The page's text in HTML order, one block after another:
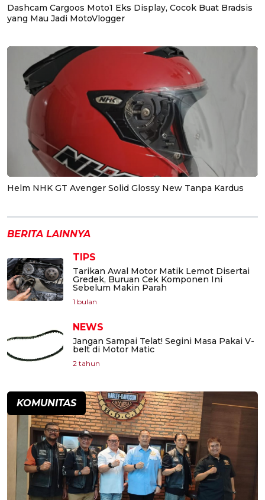
Dashcam Cargoos Moto1 Eks Display, Cocok Buat Bradsis
yang Mau Jadi MotoVlogger
Helm NHK GT Avenger Solid Glossy New Tanpa Kardus
BERITA LAINNYA
TIPS
Tarikan Awal Motor Matik Lemot Disertai
Gredek, Buruan Cek Komponen Ini
Sebelum Makin Parah
1 bulan
NEWS
Jangan Sampai Telat! Segini Masa Pakai V-
belt di Motor Matic
2 tahun
KOMUNITAS